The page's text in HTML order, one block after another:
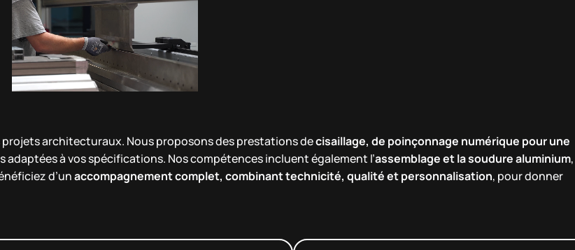
architecturaux. Nous proposons des prestations decisaillage, de poinçonnage numérique pour une
adaptées à vos spécifications. Nos compétences incluent également l’assemblage et la soudure aluminium,
d’unaccompagnement complet, combinant technicité, qualité et personnalisation, pour donner